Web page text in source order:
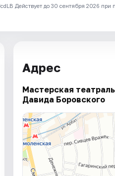
Действует до 30 сентября 2026 при
Адрес
Мастерская
Давида Боровского